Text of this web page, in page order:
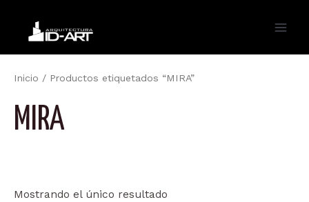
contenido
Inicio / Productos etiquetados “MIRA”
MIRA
Mostrando el único resultado